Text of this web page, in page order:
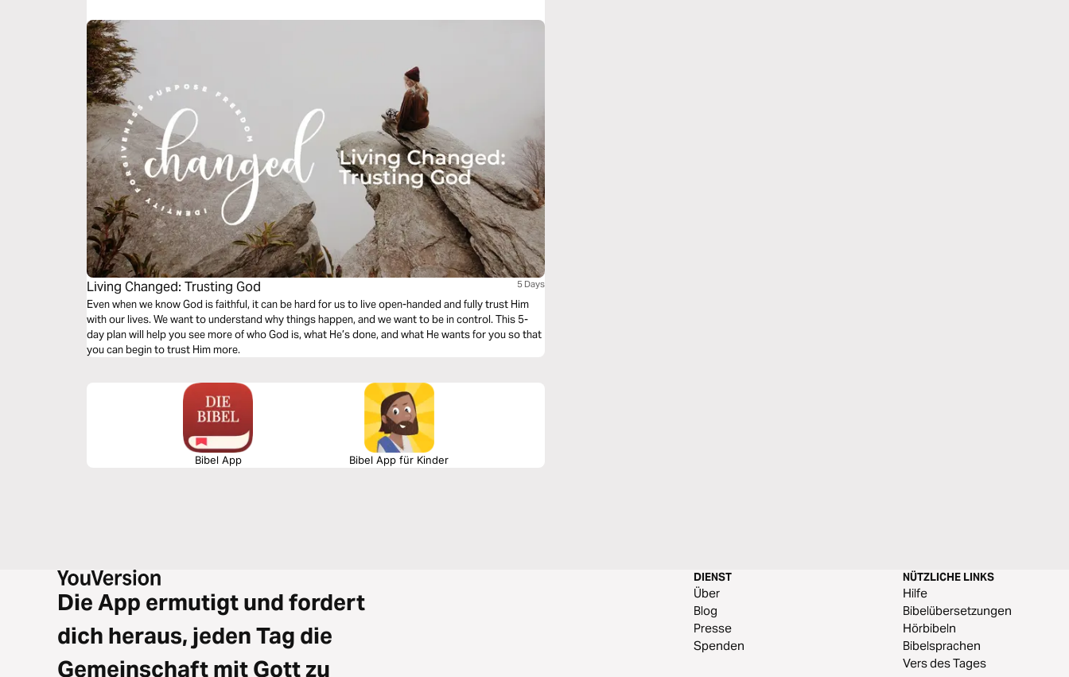
Living Changed: Trusting God 5 Days
Even when we know God is faithful, it can be hard for us to live open-handed and fully trust Him
with our lives. We want to understand why things happen, and we want to be in control. This 5-
day plan will help you see more of who God is, what He’s done, and what He wants for you so that
you can begin to trust Him more.
Bibel App Bibel App für Kinder
Die App ermutigt und fordert
dich heraus, jeden Tag die
Gemeinschaft mit Gott zu
DIENST
Über
Blog
Presse
Spenden
NÜTZLICHE LINKS
Hilfe
Bibelübersetzungen
Hörbibeln
Bibelsprachen
Vers des Tages